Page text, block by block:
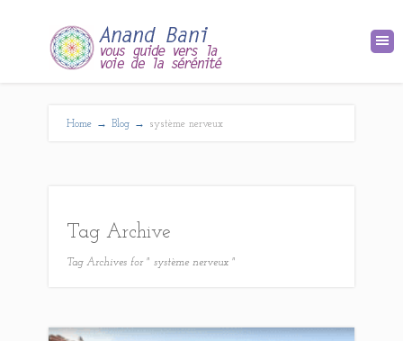
Home → Blog → système nerveux
Tag Archive
Tag Archives for " système nerveux "